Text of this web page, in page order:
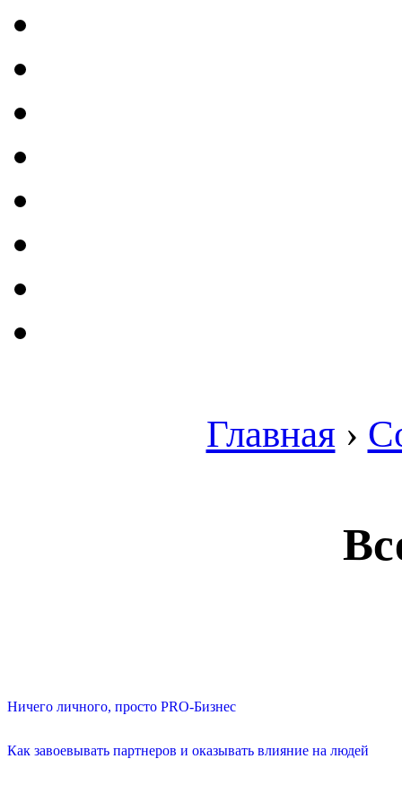
Главная ›
Ничего личного, просто PRO-Бизнес
Как завоевывать партнеров и оказывать влияние на людей